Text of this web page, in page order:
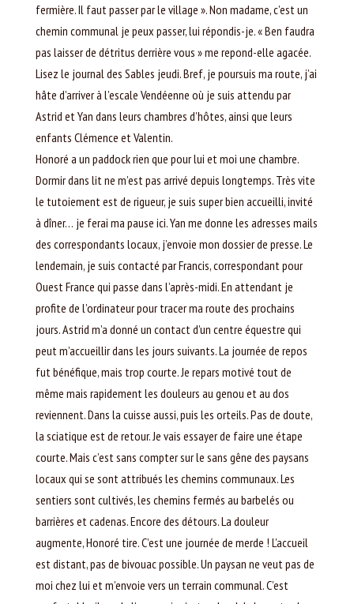
fermière. Il faut passer par le village ». Non madame, c’est un
chemin communal je peux passer, lui répondis-je. « Ben faudra
pas laisser de détritus derrière vous » me repond-elle agacée.
Lisez le journal des Sables jeudi. Bref, je poursuis ma route, j’ai
hâte d’arriver à l’escale Vendéenne où je suis attendu par
Astrid et Yan dans leurs chambres d’hôtes, ainsi que leurs
enfants Clémence et Valentin.
Honoré a un paddock rien que pour lui et moi une chambre.
Dormir dans lit ne m’est pas arrivé depuis longtemps. Très vite
le tutoiement est de rigueur, je suis super bien accueilli, invité
à dîner… je ferai ma pause ici. Yan me donne les adresses mails
des correspondants locaux, j’envoie mon dossier de presse. Le
lendemain, je suis contacté par Francis, correspondant pour
Ouest France qui passe dans l’après-midi. En attendant je
profite de l’ordinateur pour tracer ma route des prochains
jours. Astrid m’a donné un contact d’un centre équestre qui
peut m’accueillir dans les jours suivants. La journée de repos
fut bénéfique, mais trop courte. Je repars motivé tout de
même mais rapidement les douleurs au genou et au dos
reviennent. Dans la cuisse aussi, puis les orteils. Pas de doute,
la sciatique est de retour. Je vais essayer de faire une étape
courte. Mais c’est sans compter sur le sans gêne des paysans
locaux qui se sont attribués les chemins communaux. Les
sentiers sont cultivés, les chemins fermés au barbelés ou
barrières et cadenas. Encore des détours. La douleur
augmente, Honoré tire. C’est une journée de merde ! L’accueil
est distant, pas de bivouac possible. Un paysan ne veut pas de
moi chez lui et m’envoie vers un terrain communal. C’est